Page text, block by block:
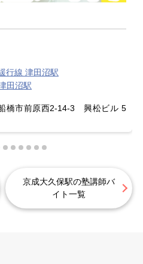
行線 津田沼駅
田沼駅
橋市前原西2-14-3 興松ビル 5
京成大久保駅の塾講師バ
イト一覧